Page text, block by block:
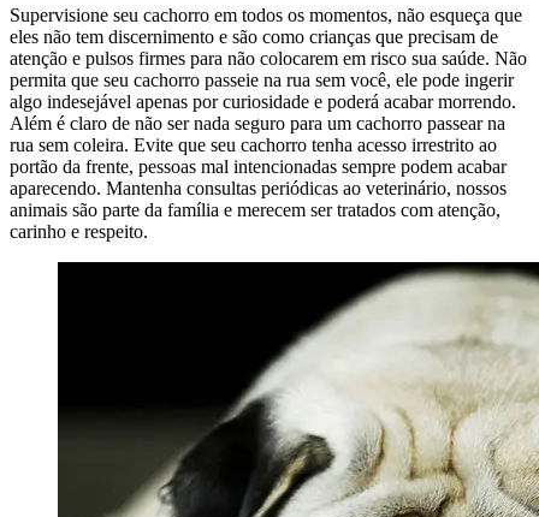
Supervisione seu cachorro em todos os momentos, não esqueça que
eles não tem discernimento e são como crianças que precisam de
atenção e pulsos firmes para não colocarem em risco sua saúde. Não
permita que seu cachorro passeie na rua sem você, ele pode ingerir
algo indesejável apenas por curiosidade e poderá acabar morrendo.
Além é claro de não ser nada seguro para um cachorro passear na
rua sem coleira. Evite que seu cachorro tenha acesso irrestrito ao
portão da frente, pessoas mal intencionadas sempre podem acabar
aparecendo. Mantenha consultas periódicas ao veterinário, nossos
animais são parte da família e merecem ser tratados com atenção,
carinho e respeito.